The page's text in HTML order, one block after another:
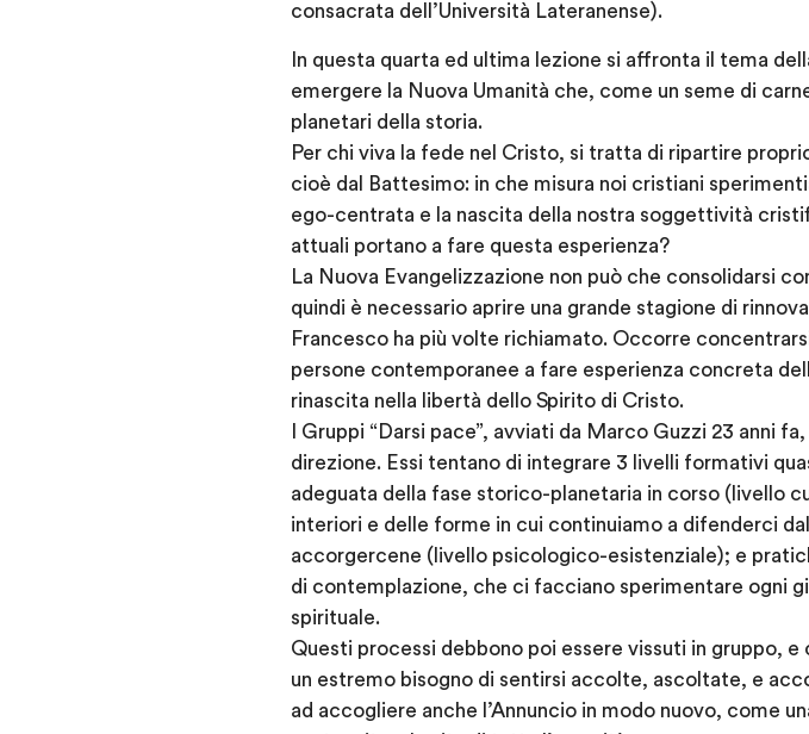
consacrata dell’Università Lateranense).
In questa quarta ed ultima lezione si affronta il tema
emergere la Nuova Umanità che, come un seme di
planetari della storia.
Per chi viva la fede nel Cristo, si tratta di ripartire
cioè dal Battesimo: in che misura noi cristiani
ego-centrata e la nascita della nostra soggettività
attuali portano a fare questa esperienza?
La Nuova Evangelizzazione non può che consolidarsi
quindi è necessario aprire una grande stagione di
Francesco ha più volte richiamato. Occorre
persone contemporanee a fare esperienza concreta
rinascita nella libertà dello Spirito di Cristo.
I Gruppi “Darsi pace”, avviati da Marco Guzzi 23 anni
direzione. Essi tentano di integrare 3 livelli formativi
adeguata della fase storico-planetaria in corso (livello
interiori e delle forme in cui continuiamo a difenderci
accorgercene (livello psicologico-esistenziale); e
di contemplazione, che ci facciano sperimentare ogni
spirituale.
Questi processi debbono poi essere vissuti in gruppo,
un estremo bisogno di sentirsi accolte, ascoltate, e
ad accogliere anche l’Annuncio in modo nuovo, come